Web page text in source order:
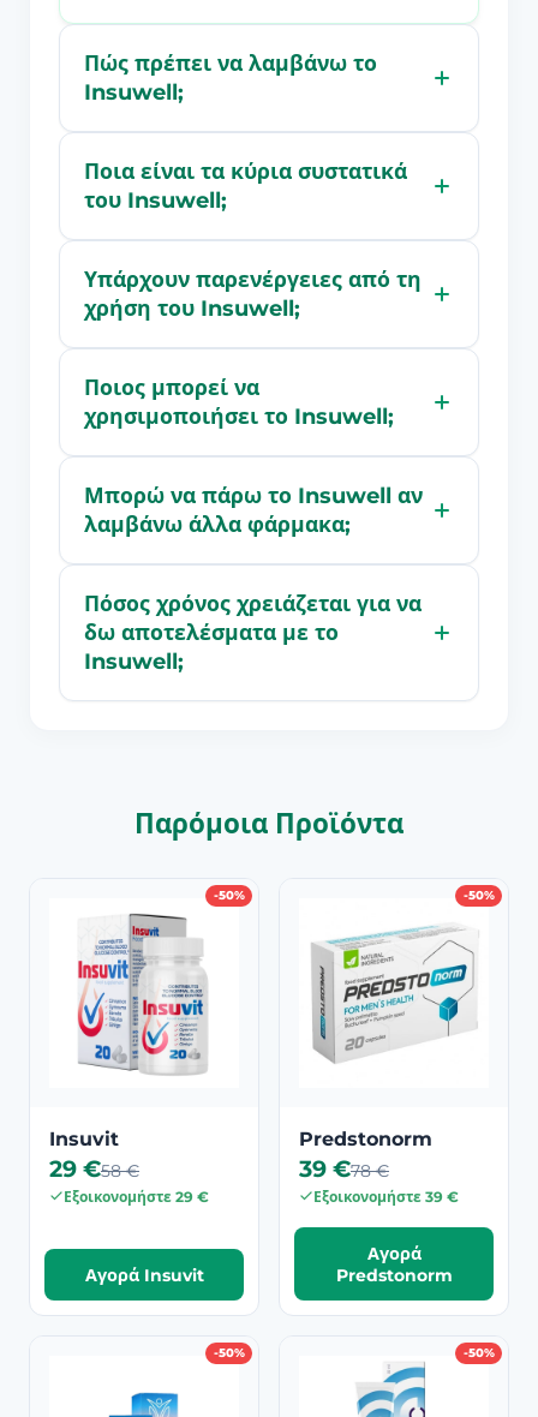
Πώς πρέπει να λαμβάνω το
Insuwell;
Ποια είναι τα κύρια συστατικά
του Insuwell;
Υπάρχουν παρενέργειες από τη
χρήση του Insuwell;
Ποιος μπορεί να
χρησιμοποιήσει το Insuwell;
Μπορώ να πάρω το Insuwell αν
λαμβάνω άλλα φάρμακα;
Πόσος χρόνος χρειάζεται για να
δω αποτελέσματα με το
Insuwell;
Παρόμοια Προϊόντα
-50%
Insuvit
29 €58 €
Εξοικονομήστε 29 €
Αγορά Insuvit
-50%
Predstonorm
39 €78 €
Εξοικονομήστε 39 €
Αγορά
Predstonorm
-50% -50%